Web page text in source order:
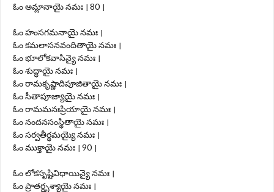
ఓం అమ్లానాయై నమః । 80 ।
ఓం హంసగమనాయై నమః ।
ఓం కమలాసనవందితాయై నమః ।
ఓం భూలోకవాసిన్యై నమః ।
ఓం శుద్ధాయై నమః ।
ఓం రామకృష్ణాదిపూజితాయై నమః ।
ఓం సీతాపూజ్యాయై నమః ।
ఓం రామమనఃప్రియాయై నమః ।
ఓం నందనసంస్థితాయై నమః ।
ఓం సర్వతీర్థమయ్యై నమః ।
ఓం ముక్తాయై నమః । 90 ।
ఓం లోకసృష్టివిధాయిన్యై నమః ।
ఓం ప్రాతర్దృశ్యాయై నమః ।